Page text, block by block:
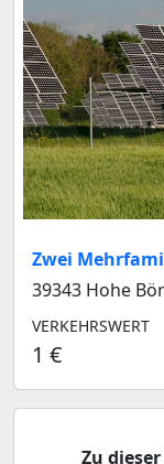
Zwei
39343 Hohe
VERKEHRSWERT
1 €
Zu